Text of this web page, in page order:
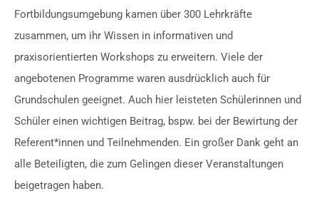
Fortbildungsumgebung kamen über 300 Lehrkräfte
zusammen, um ihr Wissen in informativen und
praxisorientierten Workshops zu erweitern. Viele der
angebotenen Programme waren ausdrücklich auch für
Grundschulen geeignet. Auch hier leisteten Schülerinnen und
Schüler einen wichtigen Beitrag, bspw. bei der Bewirtung der
Referent*innen und Teilnehmenden. Ein großer Dank geht an
alle Beteiligten, die zum Gelingen dieser Veranstaltungen
beigetragen haben.